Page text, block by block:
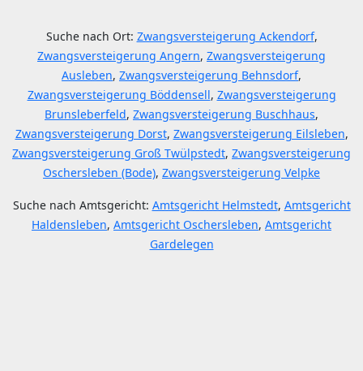
Suche nach Ort: Zwangsversteigerung Ackendorf,
Zwangsversteigerung Angern, Zwangsversteigerung
Ausleben, Zwangsversteigerung Behnsdorf,
Zwangsversteigerung Böddensell, Zwangsversteigerung
Brunsleberfeld, Zwangsversteigerung Buschhaus,
Zwangsversteigerung Dorst, Zwangsversteigerung Eilsleben,
Zwangsversteigerung Groß Twülpstedt, Zwangsversteigerung
Oschersleben (Bode), Zwangsversteigerung Velpke
Suche nach Amtsgericht: Amtsgericht Helmstedt, Amtsgericht
Haldensleben, Amtsgericht Oschersleben, Amtsgericht
Gardelegen